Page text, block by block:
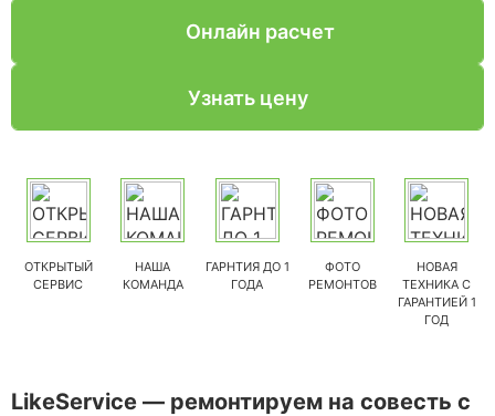
Онлайн расчет
Узнать цену
ОТКРЫТЫЙ
СЕРВИС
НАША
КОМАНДА
ГАРНТИЯ ДО 1
ГОДА
ФОТО
РЕМОНТОВ
НОВАЯ
ТЕХНИКА С
ГАРАНТИЕЙ 1
ГОД
LikeService — ремонтируем на совесть с